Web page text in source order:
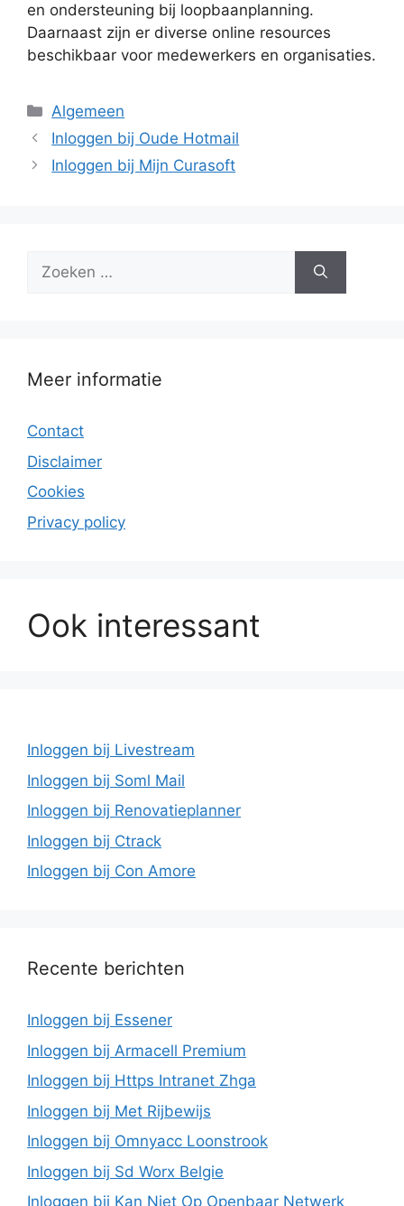
en ondersteuning bij loopbaanplanning.
Daarnaast zijn er diverse online resources
beschikbaar voor medewerkers en organisaties.
Categorieën
Algemeen
Inloggen bij Oude Hotmail
Inloggen bij Mijn Curasoft
Zoek
Meer informatie
Contact
Disclaimer
Cookies
Privacy policy
Ook interessant
Inloggen bij Livestream
Inloggen bij Soml Mail
Inloggen bij Renovatieplanner
Inloggen bij Ctrack
Inloggen bij Con Amore
Recente berichten
Inloggen bij Essener
Inloggen bij Armacell Premium
Inloggen bij Https Intranet Zhga
Inloggen bij Met Rijbewijs
Inloggen bij Omnyacc Loonstrook
Inloggen bij Sd Worx Belgie
Inloggen bij Kan Niet Op Openbaar Netwerk